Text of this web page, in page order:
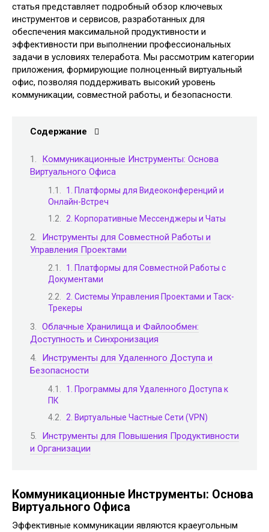
статья представляет подробный обзор ключевых
инструментов и сервисов, разработанных для
обеспечения максимальной продуктивности и
эффективности при выполнении профессиональных
задачи в условиях телеработа. Мы рассмотрим категории
приложения, формирующие полноценный виртуальный
офис, позволяя поддерживать высокий уровень
коммуникации, совместной работы, и безопасности.
Содержание
Коммуникационные Инструменты: Основа
Виртуального Офиса
1. Платформы для Видеоконференций и
Онлайн-Встреч
2. Корпоративные Мессенджеры и Чаты
Инструменты для Совместной Работы и
Управления Проектами
1. Платформы для Совместной Работы с
Документами
2. Системы Управления Проектами и Таск-
Трекеры
Облачные Хранилища и Файлообмен:
Доступность и Синхронизация
Инструменты для Удаленного Доступа и
Безопасности
1. Программы для Удаленного Доступа к
ПК
2. Виртуальные Частные Сети (VPN)
Инструменты для Повышения Продуктивности
и Организации
Коммуникационные Инструменты: Основа
Виртуального Офиса
Эффективные коммуникации являются краеугольным